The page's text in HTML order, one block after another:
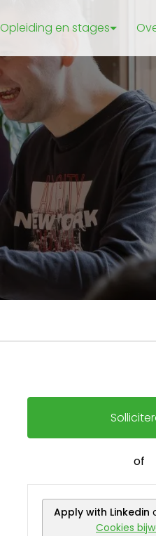
Opleiding en stages
of
Apply with Linkedin
Cookies